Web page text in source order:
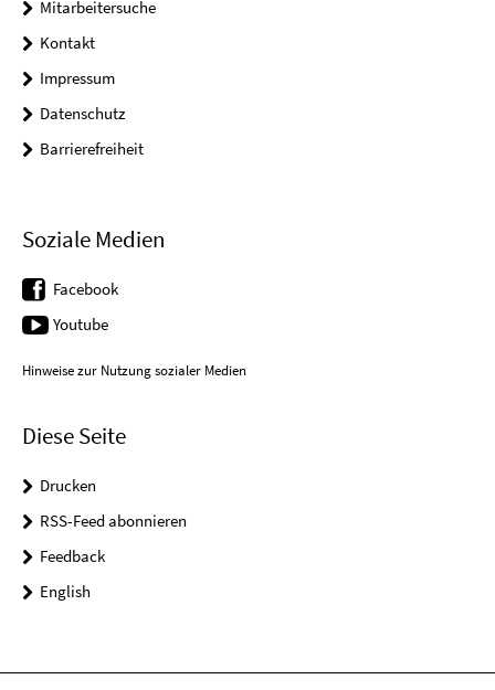
Mitarbeitersuche
Kontakt
Impressum
Datenschutz
Barrierefreiheit
Soziale Medien
Facebook
Youtube
Hinweise zur Nutzung sozialer Medien
Diese Seite
Drucken
RSS-Feed abonnieren
Feedback
English